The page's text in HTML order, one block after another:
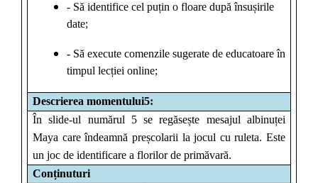
- Să identifice cel puțin o floare după însușirile
date;
- Să execute comenzile sugerate de educatoare în
timpul lecției online;
Descrierea momentului5:
În slide-ul numărul 5 se regăsește mesajul albinuței
Maya care îndeamnă preșcolarii la jocul cu ruleta. Este
un joc de identificare a florilor de primăvară.
Conținuturi